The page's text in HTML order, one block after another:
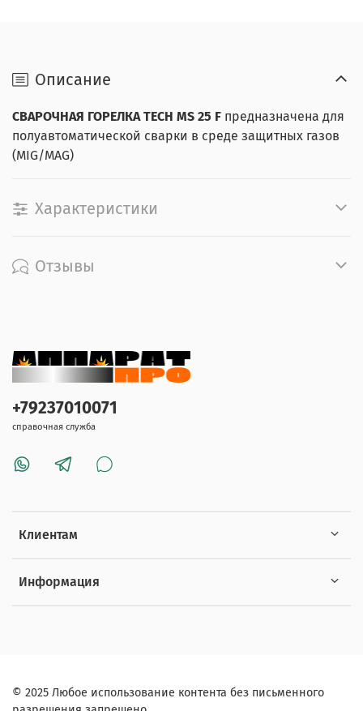
Описание
СВАРОЧНАЯ ГОРЕЛКА TECH MS 25 F предназначена для
полуавтоматической сварки в среде защитных газов
(MIG/MAG)
Характеристики
Отзывы
Клиентам
Информация
+79237010071
справочная служба
© 2025 Любое использование контента без письменного